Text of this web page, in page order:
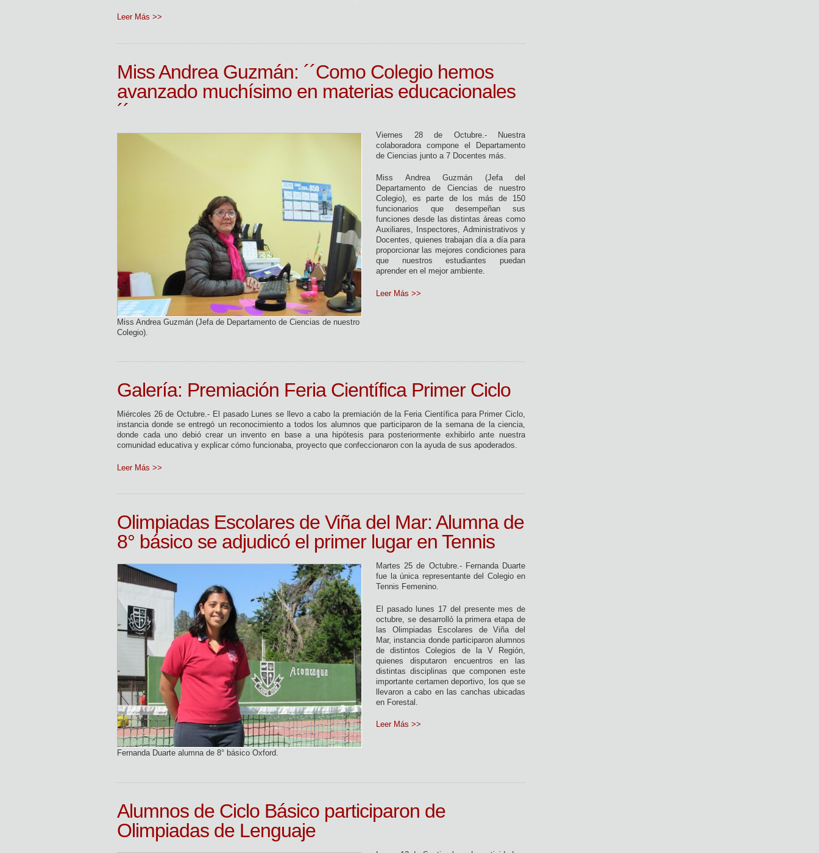
Leer Más >>
Miss Andrea Guzmán: ´´Como Colegio hemos
avanzado muchísimo en materias educacionales
´´
Miss Andrea Guzmán (Jefa de Departamento de Ciencias de nuestro
Colegio).
Viernes 28 de Octubre.- Nuestra
colaboradora compone el Departamento
de Ciencias junto a 7 Docentes más.
Miss Andrea Guzmán (Jefa del
Departamento de Ciencias de nuestro
Colegio), es parte de los más de 150
funcionarios que desempeñan sus
funciones desde las distintas áreas como
Auxiliares, Inspectores, Administrativos y
Docentes, quienes trabajan día a día para
proporcionar las mejores condiciones para
que nuestros estudiantes puedan
aprender en el mejor ambiente.
Leer Más >>
Galería: Premiación Feria Científica Primer Ciclo
Miércoles 26 de Octubre.- El pasado Lunes se llevo a cabo la premiación de la Feria Científica para Primer Ciclo,
instancia donde se entregó un reconocimiento a todos los alumnos que participaron de la semana de la ciencia,
donde cada uno debió crear un invento en base a una hipótesis para posteriormente exhibirlo ante nuestra
comunidad educativa y explicar cómo funcionaba, proyecto que confeccionaron con la ayuda de sus apoderados.
Leer Más >>
Olimpiadas Escolares de Viña del Mar: Alumna de
8° básico se adjudicó el primer lugar en Tennis
Fernanda Duarte alumna de 8° básico Oxford.
Martes 25 de Octubre.- Fernanda Duarte
fue la única representante del Colegio en
Tennis Femenino.
El pasado lunes 17 del presente mes de
octubre, se desarrolló la primera etapa de
las Olimpiadas Escolares de Viña del
Mar, instancia donde participaron alumnos
de distintos Colegios de la V Región,
quienes disputaron encuentros en las
distintas disciplinas que componen este
importante certamen deportivo, los que se
llevaron a cabo en las canchas ubicadas
en Forestal.
Leer Más >>
Alumnos de Ciclo Básico participaron de
Olimpiadas de Lenguaje